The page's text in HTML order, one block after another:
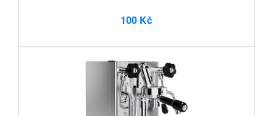
100 Kč